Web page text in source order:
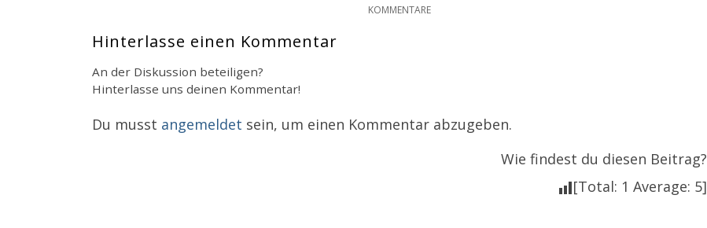
KOMMENTARE
Hinterlasse einen Kommentar
An der Diskussion beteiligen?
Hinterlasse uns deinen Kommentar!
Du musst angemeldet sein, um einen Kommentar abzugeben.
Wie findest du diesen Beitrag?
[Total: 1 Average: 5]